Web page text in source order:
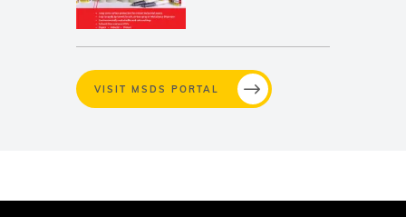
VISIT MSDS PORTAL